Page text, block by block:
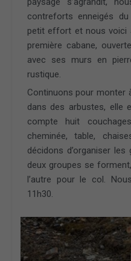
contreforts enneigés
petit effort et nous voici
première cabane,
avec ses murs en
rustique.
Continuons pour monter
dans des arbustes, elle
compte huit
cheminée, table,
décidons d’organiser
deux groupes se
l’autre pour le col.
11h30.